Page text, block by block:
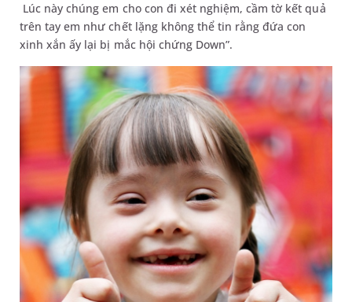
Lúc này chúng em cho con đi xét nghiệm, cầm tờ kết quả
trên tay em như chết lặng không thể tin rằng đứa con
xinh xắn ấy lại bị mắc hội chứng Down”.